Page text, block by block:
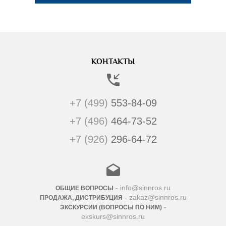
КОНТАКТЫ
+7 (499) 553-84-09
+7 (496) 464-73-52
+7 (926) 296-64-72
ОБЩИЕ ВОПРОСЫ - info@sinnros.ru
ПРОДАЖА, ДИСТРИБУЦИЯ - zakaz@sinnros.ru
ЭКСКУРСИИ (ВОПРОСЫ ПО НИМ)-
ekskurs@sinnros.ru